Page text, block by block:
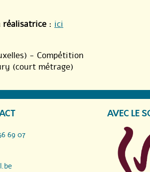
: ici
- Compétition
(court métrage)
69 07
AVEC LE